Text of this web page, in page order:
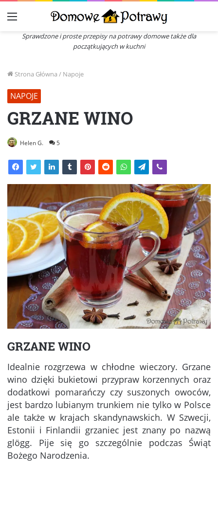
Menu
Sprawdzone i proste przepisy na potrawy domowe także dla
początkujących w kuchni
Strona Główna / Napoje
NAPOJE
GRZANE WINO
Helen G. 5
GRZANE WINO
Idealnie rozgrzewa w chłodne wieczory. Grzane
wino dzięki bukietowi przypraw korzennych oraz
dodatkowi pomarańczy czy suszonych owoców,
jest bardzo lubianym trunkiem nie tylko w Polsce
ale także w krajach skandynawskich. W Szwecji,
Estonii i Finlandii grzaniec jest znany po nazwą
glögg. Pije się go szczególnie podczas Świąt
Bożego Narodzenia.